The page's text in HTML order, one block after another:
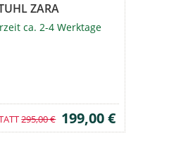
ZARA
ca. 2-4 Werktage
295,00 € 199,00 €